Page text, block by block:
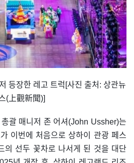
등장한 레고 트럭[사진 출처: 상관뉴
(上觀新聞)]
괄 매니저 존 어셔(John Ussher)는
이번에 처음으로 상하이 관광 페스
의 선두 꽃차로 나서게 된 것을 대단